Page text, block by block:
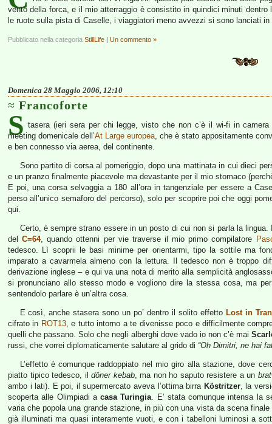
vento della forca, e il mio atterraggio è consistito in quindici minuti
le ruote sulla pista di Caselle, i viaggiatori meno avvezzi si sono lanciati
Pubblicato nella categoria StillLife | Un commento »
Domenica 28 Maggio 2006, 12:10
Francoforte
S tasera (ieri sera per chi legge, visto che non c’è il wi-fi in
meeting domenicale dell’At Large europea, che è stato appositamente
e ben connesso via aerea, del continente.
Sono partito di corsa al pomeriggio, dopo una mattinata in cui dieci
e un pranzo finalmente piacevole ma devastante per il mio stomaco
E poi, una corsa selvaggia a 180 all’ora in tangenziale per essere a
perso all’unico semaforo del percorso), solo per scoprire poi che oggi
qui.
Certo, è sempre strano essere in un posto di cui non si parla la
delC=64, quando ottenni per vie traverse il mio primo compilatore
tedesco. Lì scoprii le basi minime per orientarmi, tipo la sottile ma
imparato a cavarmela almeno con la lettura. Il tedesco non è troppo
derivazione inglese – e qui va una nota di merito alla semplicità
si pronunciano allo stesso modo e vogliono dire la stessa cosa, ma
sentendolo parlare è un’altra cosa.
E così, anche stasera sono un po’ dentro il solito effetto Lost in
cifrato in ROT13, e tutto intorno a te divenisse poco e difficilmente
quelli che passano. Solo che negli alberghi dove vado io non c’è mai
russi, che vorrei diplomaticamente salutare al grido di “Oh Dimitri, ne hai
L’effetto è comunque raddoppiato nel mio giro alla stazione, dove
piatto tipico tedesco, ildöner kebab, ma non ho saputo resistere a un
ambo i lati). E poi, il supermercato aveva l’ottima birra Köstritzer, la
scoperta alle Olimpiadi acasa Turingia. E’ stata comunque intensa la
varia che popola una grande stazione, in più con una vista da scena
già illuminati ma quasi interamente vuoti, e con i tabelloni luminosi a